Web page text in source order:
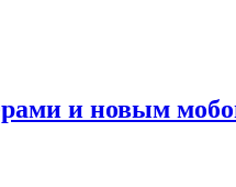
и новым